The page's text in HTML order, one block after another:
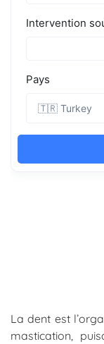
La dent est
mastication,